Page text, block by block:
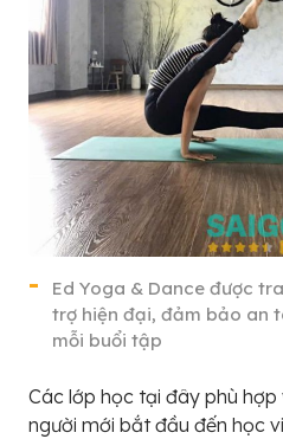
Ed Yoga & Dance được
trợ hiện đại, đảm bảo an
mỗi buổi tập
Các lớp học tại đây phù
người mới bắt đầu đến học